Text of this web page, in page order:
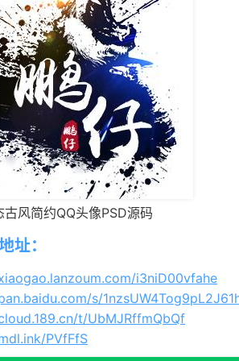
古风简约QQ头像PSD源码
址：
i3niD00vfahe
s/
t/UbMJRffmQbQf
PVfFfS